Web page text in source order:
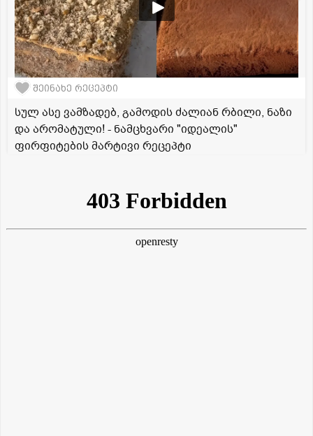
შეინახე რეცეპტი
სულ ასე ვამზადებ, გამოდის ძალიან რბილი, ნაზი
და არომატული! - ნამცხვარი "იდეალის"
ფირფიტების მარტივი რეცეპტი